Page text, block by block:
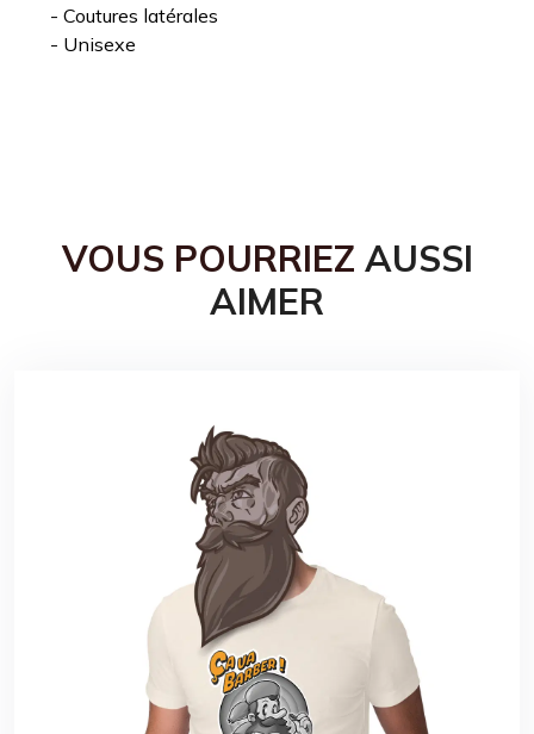
- Coutures latérales
VOUS POURRIEZ AUSSI
AIMER